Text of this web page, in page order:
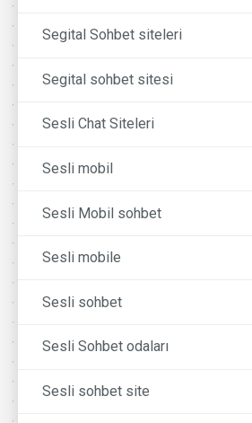
Segital Sohbet siteleri
Segital sohbet sitesi
Sesli Chat Siteleri
Sesli mobil
Sesli Mobil sohbet
Sesli mobile
Sesli sohbet
Sesli Sohbet odaları
Sesli sohbet site